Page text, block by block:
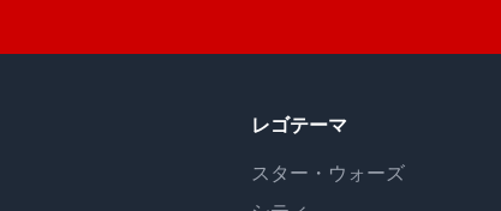
レゴテーマ
スター・ウォーズ